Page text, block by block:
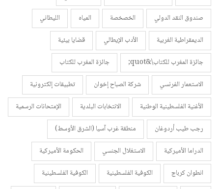
صندوق النقد الدولي
الخصخصة المياه
الليطاني
الديمقراطية الغربية
الأدب الإيطالي
قضايا بيئية
جائزة المغرب للكتاب\&quot;
جائزة المغرب للكتاب
الاستعمار الفرنسي
شركة الصباح إخوان
تطبيقات إلكترونية
الأغنية الفلسطينية الوطنية
الانتخابات البلدية
الإمتحانات الرسمية
رجب طيب أردوغان
منطقة غرب آسيا (الشرق الأوسط)
الدراما الأميركية
الاستغلال الجنسي
الحكومة الأميركية
انطوان كرباج
الكوفية الفلسطينية
الكوفية الفلسطينية